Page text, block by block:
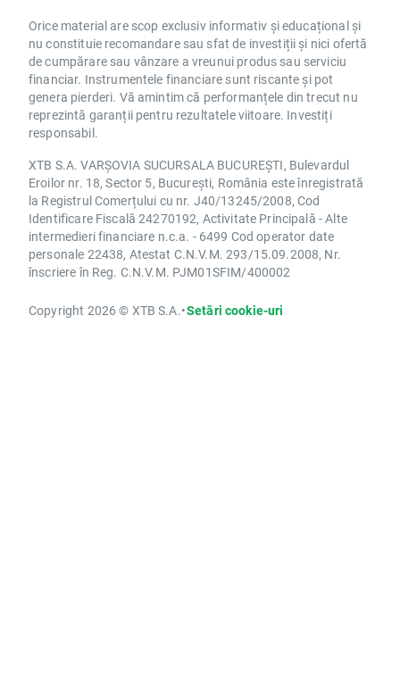
Orice material are scop exclusiv informativ și educațional și
nu constituie recomandare sau sfat de investiții și nici ofertă
de cumpărare sau vânzare a vreunui produs sau serviciu
financiar. Instrumentele financiare sunt riscante și pot
genera pierderi. Vă amintim că performanțele din trecut nu
reprezintă garanții pentru rezultatele viitoare. Investiți
responsabil.
XTB S.A. VARȘOVIA SUCURSALA BUCUREȘTI, Bulevardul
Eroilor nr. 18, Sector 5, București, România este înregistrată
la Registrul Comerțului cu nr. J40/13245/2008, Cod
Identificare Fiscală 24270192, Activitate Principală - Alte
intermedieri financiare n.c.a. - 6499 Cod operator date
personale 22438, Atestat C.N.V.M. 293/15.09.2008, Nr.
înscriere în Reg. C.N.V.M. PJM01SFIM/400002
Copyright 2026 © XTB S.A.•Setări cookie-uri